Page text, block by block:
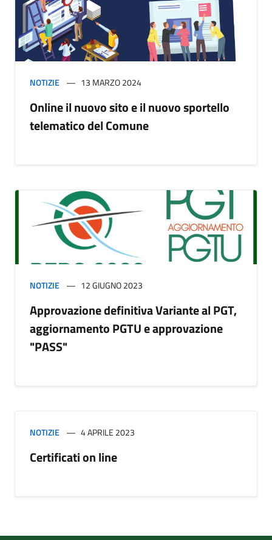
NOTIZIE 13 MARZO 2024
Online il nuovo sito e il nuovo sportello
telematico del Comune
NOTIZIE 12 GIUGNO 2023
Approvazione definitiva Variante al PGT,
aggiornamento PGTU e approvazione
"PASS"
NOTIZIE 4 APRILE 2023
Certificati on line